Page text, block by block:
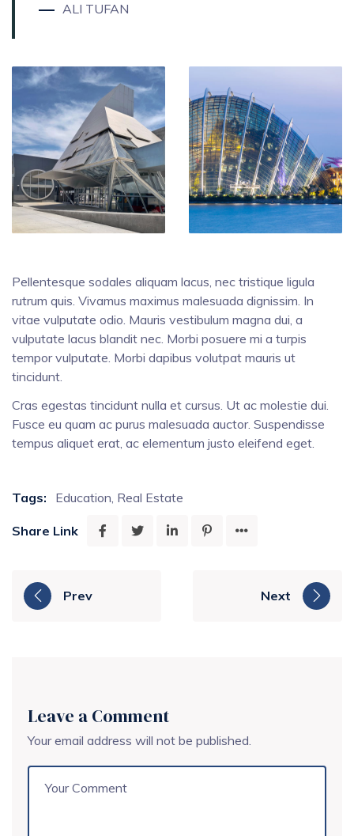
ALI TUFAN
Pellentesque sodales aliquam lacus, nec tristique ligula
rutrum quis. Vivamus maximus malesuada dignissim. In
vitae vulputate odio. Mauris vestibulum magna dui, a
vulputate lacus blandit nec. Morbi posuere mi a turpis
tempor vulputate. Morbi dapibus volutpat mauris ut
tincidunt.
Cras egestas tincidunt nulla et cursus. Ut ac molestie dui.
Fusce eu quam ac purus malesuada auctor. Suspendisse
tempus aliquet erat, ac elementum justo eleifend eget.
Tags: Education Real Estate
Share Link
Prev Next
Leave a Comment
Your email address will not be published.